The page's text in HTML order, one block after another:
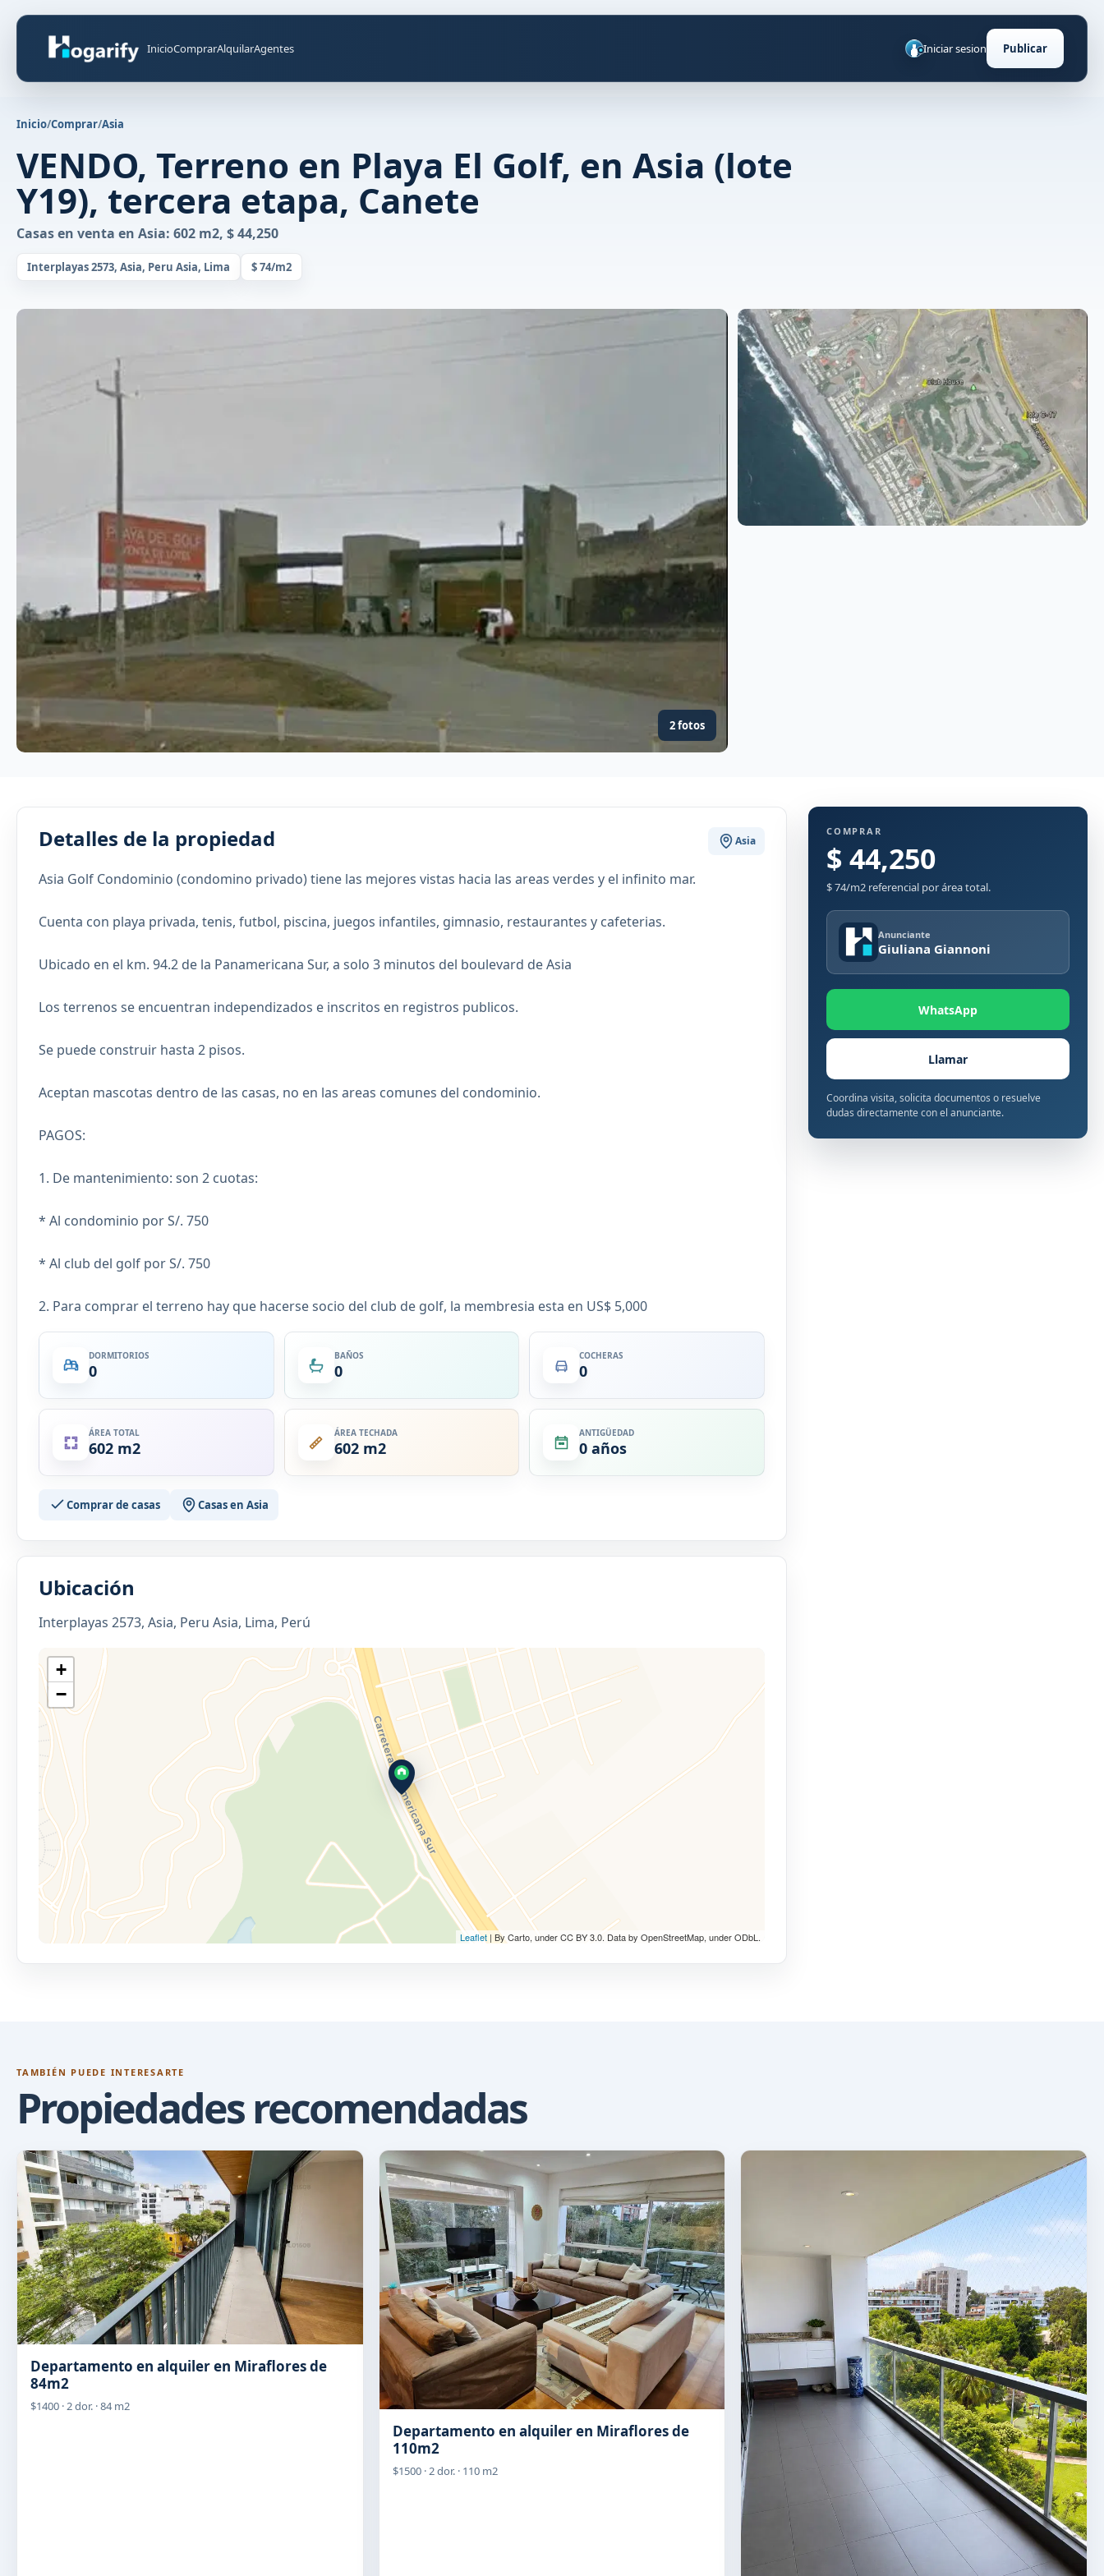
InicioComprarAlquilarAgentes Iniciar sesion Publicar
Inicio/Comprar/Asia
VENDO, Terreno en Playa El Golf, en Asia (lote
Y19), tercera etapa, Canete
Casas en venta en Asia: 602 m2, $ 44,250
Interplayas 2573, Asia, Peru Asia, Lima $ 74/m2
2 fotos
Detalles de la propiedad Asia
Asia Golf Condominio (condomino privado) tiene las mejores vistas hacia las areas verdes y el infinito mar.
Cuenta con playa privada, tenis, futbol, piscina, juegos infantiles, gimnasio, restaurantes y cafeterias.
Ubicado en el km. 94.2 de la Panamericana Sur, a solo 3 minutos del boulevard de Asia
Los terrenos se encuentran independizados e inscritos en registros publicos.
Se puede construir hasta 2 pisos.
Aceptan mascotas dentro de las casas, no en las areas comunes del condominio.
PAGOS:
1. De mantenimiento: son 2 cuotas:
* Al condominio por S/. 750
* Al club del golf por S/. 750
2. Para comprar el terreno hay que hacerse socio del club de golf, la membresia esta en US$ 5,000
DORMITORIOS
0
BAÑOS
0
COCHERAS
0
ÁREA TOTAL
602 m2
ÁREA TECHADA
602 m2
ANTIGÜEDAD
0 años
Comprar de casas Casas en Asia
Ubicación
Interplayas 2573, Asia, Peru Asia, Lima, Perú
+
−
Leaflet | By Carto, under CC BY 3.0. Data by OpenStreetMap, under ODbL.
COMPRAR
$ 44,250
$ 74/m2 referencial por área total.
Anunciante
Giuliana Giannoni
WhatsApp
Llamar
Coordina visita, solicita documentos o resuelve
dudas directamente con el anunciante.
TAMBIÉN PUEDE INTERESARTE
Propiedades recomendadas
Departamento en alquiler en Miraflores de
84m2
$1400 · 2 dor. · 84 m2
Departamento en alquiler en Miraflores de
110m2
$1500 · 2 dor. · 110 m2